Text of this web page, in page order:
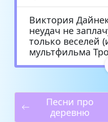
Виктория
неудач не
только веселей
мультфильма
Дима Билан и
Дайнеко —
мультфильма
(Русский
Песни про
деревню